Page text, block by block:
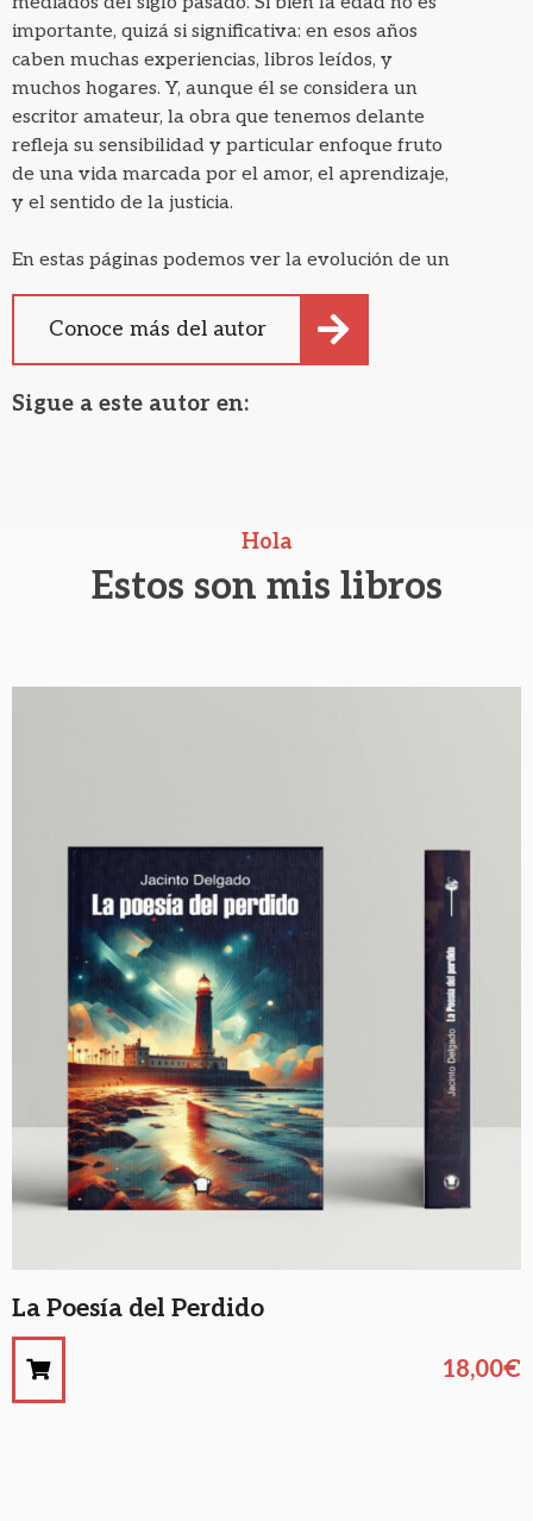
importante, quizá si significativa: en esos años
caben muchas experiencias, libros leídos, y
muchos hogares. Y, aunque él se considera un
escritor amateur, la obra que tenemos delante
refleja su sensibilidad y particular enfoque fruto
de una vida marcada por el amor, el aprendizaje,
y el sentido de la justicia.
En estas páginas podemos ver la evolución de un
poeta que ha sido influenciada por su paso por
diferentes puntos de la geografía española, así
como por su familia, y personas que le han
también él ha dejado su marca.
Conoce más del autor
Sigue a este autor en:
Hola
Estos son mis libros
La Poesía del Perdido
18,00€